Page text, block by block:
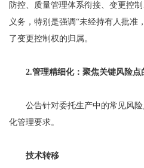
防控、质量管理体系衔接、变更控
义务，特别是强调“未经持有人批准
了变更控制权的归属。
2.管理精细化：聚焦关键风险点
公告针对委托生产中的常见风险
化管理要求。
技术转移